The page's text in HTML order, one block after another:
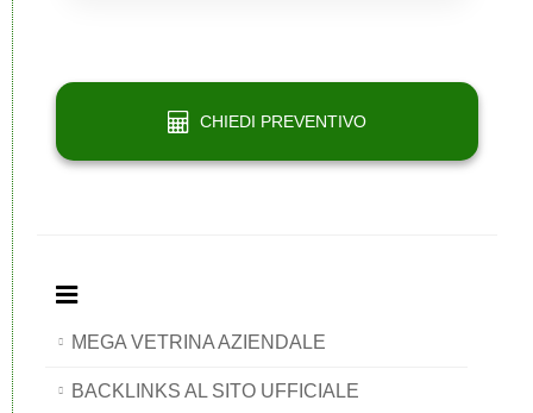
CHIEDI PREVENTIVO
MEGA VETRINA AZIENDALE
BACKLINKS AL SITO UFFICIALE